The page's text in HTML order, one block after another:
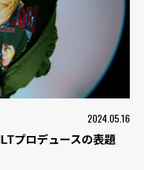
2024.05.16
プロデュースの表題